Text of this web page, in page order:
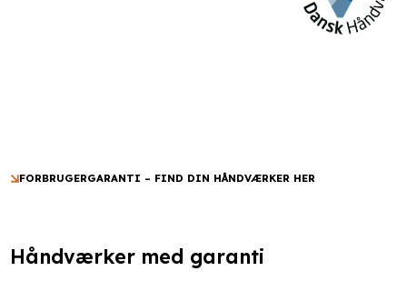
FORBRUGERGARANTI – FIND DIN HÅNDVÆRKER HER
Håndværker med garanti